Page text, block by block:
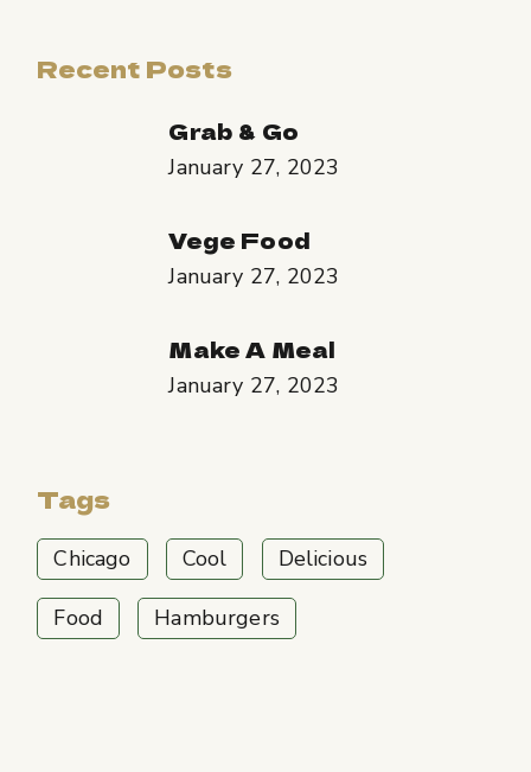
Recent Posts
Grab & Go
January 27, 2023
Vege Food
January 27, 2023
Make A Meal
January 27, 2023
Tags
Chicago Cool Delicious
Food Hamburgers